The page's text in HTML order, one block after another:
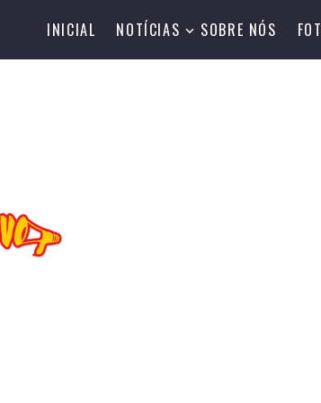
INICIAL NOTÍCIAS SOBRE NÓS